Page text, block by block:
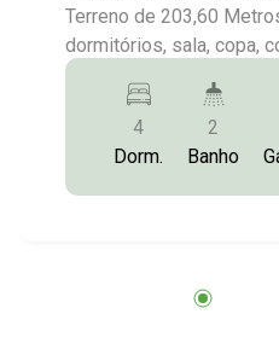
Terreno de 203,60 Metros²; Casa da
dormitórios, sala, copa,
dispensa, lavanderia,
dormitórios, sala, copa,
lavanderia e garagem para
5228/3372-2528
4
Dorm.
2
Banho